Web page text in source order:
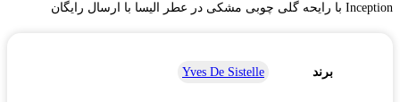
Inception با رایحه گلی چوبی مشکی در عطر الیسا با ارسال رایگان
برند Yves De Sistelle